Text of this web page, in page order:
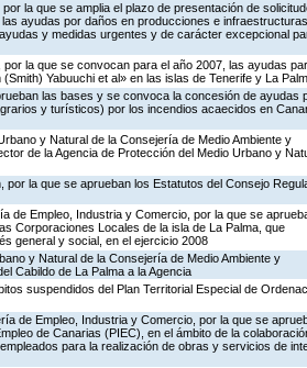
la que se amplia el plazo de presentación de
ayudas por daños en producciones e
y medidas urgentes y de carácter excepcional
la que se convocan para el año 2007, las ayudas
Yabuuchi et al» en las islas de Tenerife y La
las bases y se convoca la concesión de ayudas
y turísticos) por los incendios acaecidos en
y Natural de la Consejería de Medio Ambiente y
de la Agencia de Protección del Medio Urbano y
la que se aprueban los Estatutos del Consejo
de Empleo, Industria y Comercio, por la que se
Corporaciones Locales de la isla de La Palma, que
general y social, en el ejercicio 2008
y Natural de la Consejería de Medio Ambiente y
Cabildo de La Palma a la Agencia
suspendidos del Plan Territorial Especial de
de Empleo, Industria y Comercio, por la que se
de Canarias (PIEC), en el ámbito de la
para la realización de obras y servicios de